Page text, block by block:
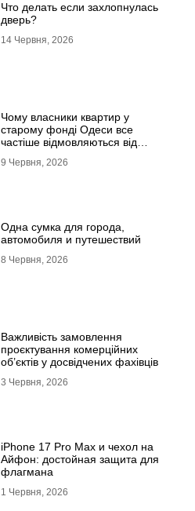
Что делать если захлопнулась
дверь?
14 Червня, 2026
Чому власники квартир у
старому фонді Одеси все
частіше відмовляються від
9 Червня, 2026
Одна сумка для города,
автомобиля и путешествий
8 Червня, 2026
Важливість замовлення
проєктування комерційних
об’єктів у досвідчених фахівців
3 Червня, 2026
iPhone 17 Pro Max и чехол на
Айфон: достойная защита для
флагмана
1 Червня, 2026